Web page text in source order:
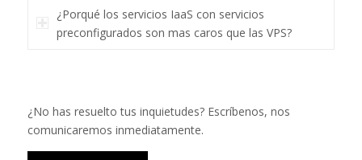
¿Porqué los servicios IaaS con servicios
preconfigurados son mas caros que las VPS?
¿No has resuelto tus inquietudes? Escríbenos, nos
comunicaremos inmediatamente.